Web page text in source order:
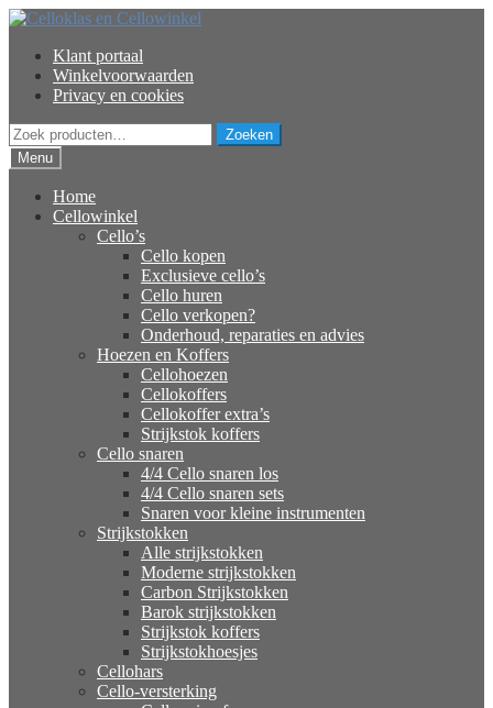
Ga
naar
navigatie
Ga
inhoud
Klant portaal
Winkelvoorwaarden
Privacy en cookies
Zoeken
naar:
Zoeken
Menu
Home
Cellowinkel
Cello’s
Cello kopen
Exclusieve cello’s
Cello huren
Cello verkopen?
Onderhoud, reparaties en advies
Hoezen en Koffers
Cellohoezen
Cellokoffers
Cellokoffer extra’s
Strijkstok koffers
Cello snaren
4/4 Cello snaren los
4/4 Cello snaren sets
Snaren voor kleine instrumenten
Strijkstokken
Alle strijkstokken
Moderne strijkstokken
Carbon Strijkstokken
Barok strijkstokken
Strijkstok koffers
Strijkstokhoesjes
Cellohars
Cello-versterking